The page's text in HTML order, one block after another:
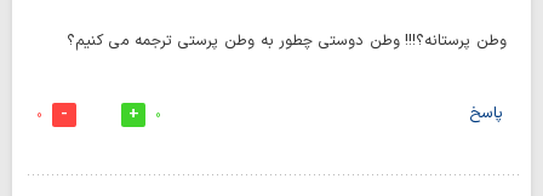
وطن پرستانه؟!!! وطن دوستی چطور به وطن پرستی ترجمه می کنیم؟
پاسخ 0
0